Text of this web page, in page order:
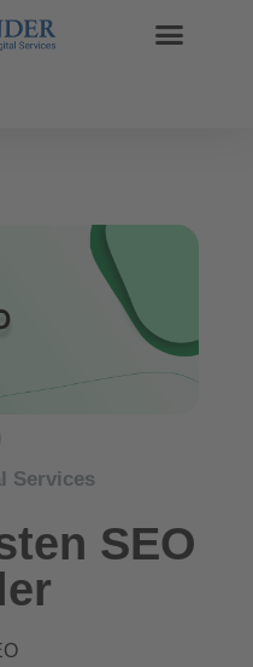
Services
SEO